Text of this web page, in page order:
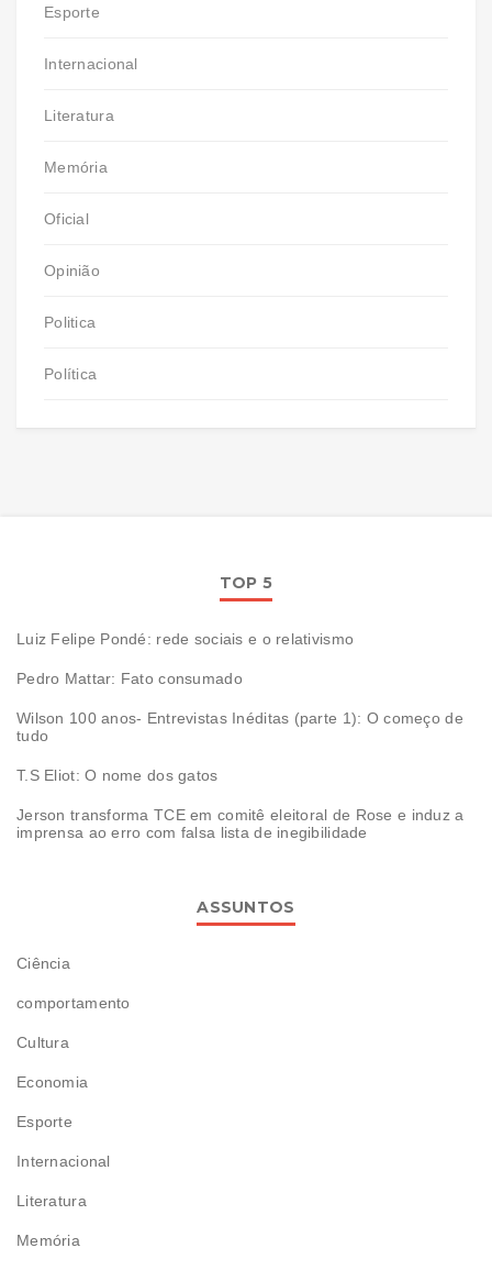
Esporte
Internacional
Literatura
Memória
Oficial
Opinião
Politica
Política
TOP 5
Luiz Felipe Pondé: rede sociais e o relativismo
Pedro Mattar: Fato consumado
Wilson 100 anos- Entrevistas Inéditas (parte 1): O começo de
tudo
T.S Eliot: O nome dos gatos
Jerson transforma TCE em comitê eleitoral de Rose e induz a
imprensa ao erro com falsa lista de inegibilidade
ASSUNTOS
Ciência
comportamento
Cultura
Economia
Esporte
Internacional
Literatura
Memória